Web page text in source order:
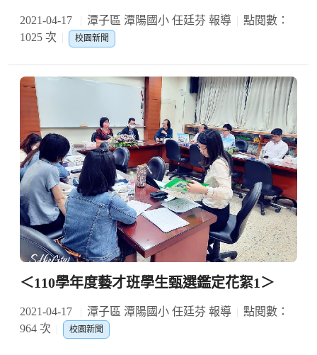
2021-04-17 潭子區 潭陽國小 任廷芬 報導
點閱數：
1025 次
校園新聞
＜110學年度藝才班學生甄選鑑定花絮1＞
2021-04-17 潭子區 潭陽國小 任廷芬 報導
點閱數：
964 次
校園新聞